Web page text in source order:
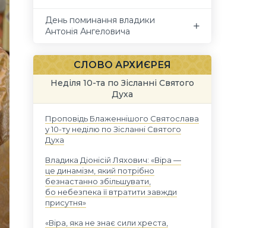
День поминання владики
Антонія Ангеловича
СЛОВО АРХИЄРЕЯ
Неділя 10-та по Зісланні Святого
Духа
Проповідь Блаженнішого Святослава
у 10-ту неділю по Зісланні Святого
Духа
Владика Діонісій Ляхович: «Віра —
це динамізм, який потрібно
безнастанно збільшувати,
бо небезпека її втратити завжди
присутня»
«Віра, яка не знає сили хреста,